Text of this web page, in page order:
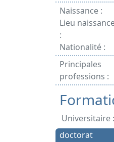
Naissance :
Lieu
:
Nationalité :
Principales
professions :
Universitaire :
doctorat